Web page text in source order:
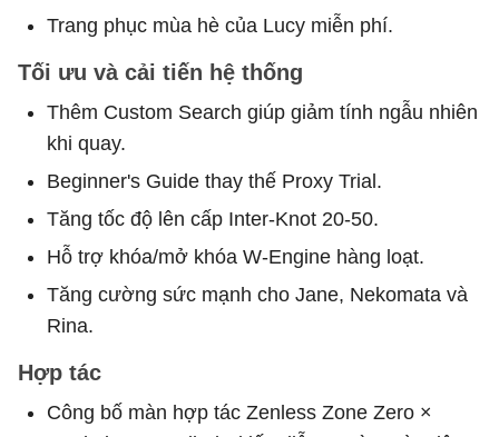
Trang phục mùa hè của Lucy miễn phí.
Tối ưu và cải tiến hệ thống
Thêm Custom Search giúp giảm tính ngẫu nhiên
khi quay.
Beginner's Guide thay thế Proxy Trial.
Tăng tốc độ lên cấp Inter-Knot 20-50.
Hỗ trợ khóa/mở khóa W-Engine hàng loạt.
Tăng cường sức mạnh cho Jane, Nekomata và
Rina.
Hợp tác
Công bố màn hợp tác Zenless Zone Zero ×